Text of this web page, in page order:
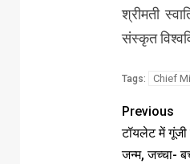
श्रीमती
संस्कृत
Tags: Chief
Previous
टॉयलेट में गूंजी
जन्म, जच्चा-